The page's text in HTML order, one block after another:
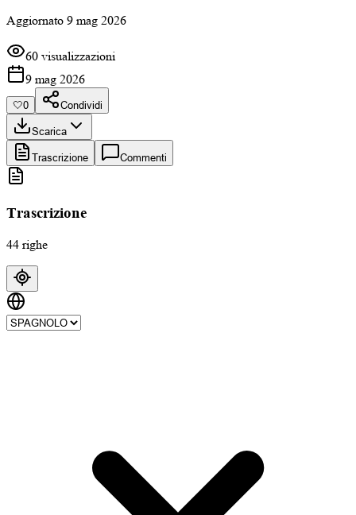
Aggiornato 9 mag 2026
60 visualizzazioni
9 mag 2026
🤍0 Condividi
Scarica
Trascrizione Commenti
Trascrizione
44 righe